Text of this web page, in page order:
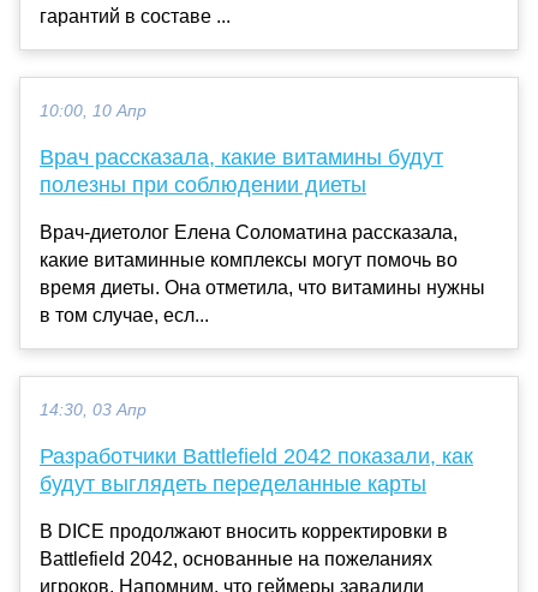
гарантий в составе ...
10:00, 10 Апр
Врач рассказала, какие витамины будут
полезны при соблюдении диеты
Врач-диетолог Елена Соломатина рассказала,
какие витаминные комплексы могут помочь во
время диеты. Она отметила, что витамины нужны
в том случае, есл...
14:30, 03 Апр
Разработчики Battlefield 2042 показали, как
будут выглядеть переделанные карты
В DICE продолжают вносить корректировки в
Battlefield 2042, основанные на пожеланиях
игроков. Напомним, что геймеры завалили